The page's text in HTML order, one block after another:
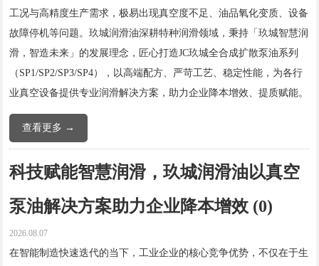
工况与高精度生产需求，极易出现真空度不足、油品氧化变质、设备
故障停机等问题。玖城润滑油深耕特种润滑领域，秉持「玖城智慧润
滑，智造未来」的发展理念，匠心打造JC玖城全合成扩散泵油系列
（SP1/SP2/SP3/SP4），以高端配方、严苛工艺、稳定性能，为各行
业真空设备提供专业润滑解决方案，助力企业降本增效、提质赋能。
查看更多 →
科技赋能智慧润滑，玖城润滑油以真空
泵油解决方案助力企业降本增效 (0)
2026.08.07
在智能制造快速迭代的当下，工业企业的核心竞争优势，不仅在于生